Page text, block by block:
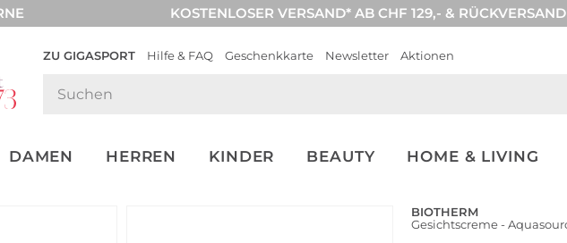
KOSTENLOSER VERSAND* AB CHF 129,- & RÜCKVERSAND
ZU GIGASPORT Hilfe & FAQ Geschenkkarte Newsletter Aktionen
DAMEN HERREN KINDER BEAUTY HOME & LIVING
BIOTHERM
Gesichtscreme -